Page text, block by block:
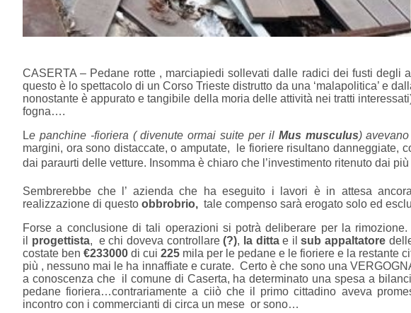
CASERTA – Pedane rotte , marciapiedi sollevati dalle radici dei fusti degli
questo è lo spettacolo di un Corso Trieste distrutto da una ‘malapolitica’ e
nonostante è appurato e tangibile della moria delle attività nei tratti
fogna….
Le panchine -fioriera ( divenute ormai suite per il Mus musculus)
margini, ora sono distaccate, o amputate, le fioriere risultano danneggiate,
dai paraurti delle vetture. Insomma è chiaro che l’investimento ritenuto dai
Sembrerebbe che l’ azienda che ha eseguito i lavori è in attesa
realizzazione di questo obbrobrio, tale compenso sarà erogato solo ed
Forse a conclusione di tali operazioni si potrà deliberare per la
il
progettista, e chi doveva controllare(?), la dittae ilsub appaltatore
costate ben€233000 di cui225 mila per le pedane e le fioriere e la restante
più , nessuno mai le ha innaffiate e curate. Certo è che sono una
a conoscenza che il comune di Caserta, ha determinato una spesa a
pedane fioriera…contrariamente a ciiò che il primo cittadino aveva
incontro con i commercianti di circa un mese or sono…